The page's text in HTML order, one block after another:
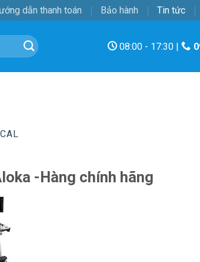
dẫn thanh toán Bảo hành Tin tức
08:00 - 17:30 |
-Hàng chính hãng